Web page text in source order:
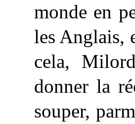
monde en
les Anglais,
cela,
donner la
souper,